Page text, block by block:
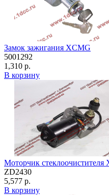
Замок зажигания XCMG
5001292
1,310 р.
В корзину
Моторчик
ZD2430
5,577 р.
В корзину